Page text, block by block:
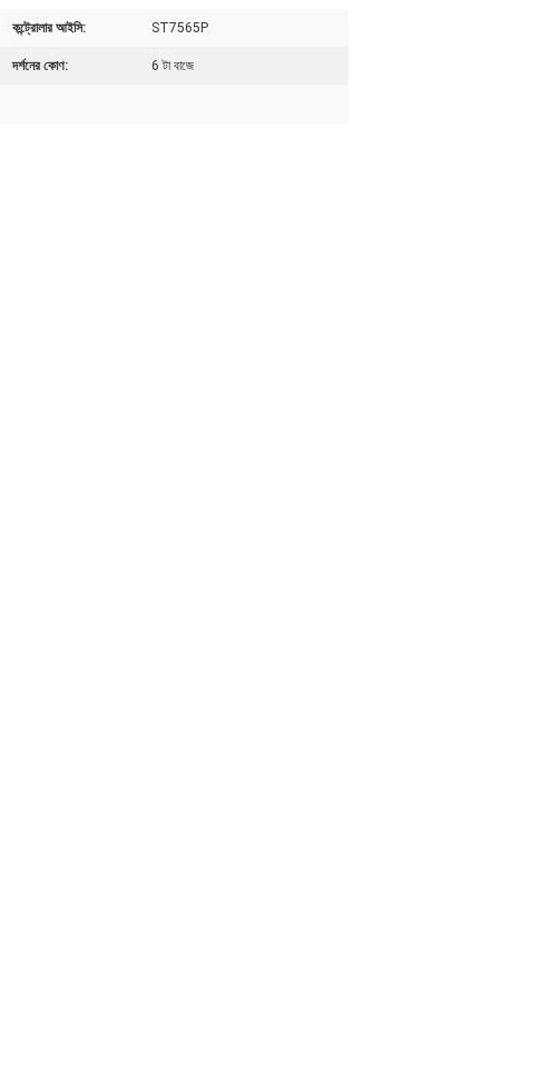
কন্ট্রোলার আইসি: ST7565P
দর্শনের কোণ: 6 টা বাজে